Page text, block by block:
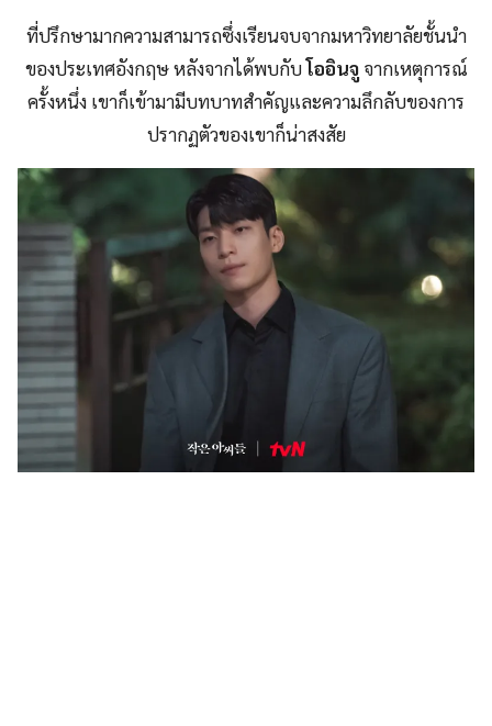
ที่ปรึกษามากความสามารถซึ่งเรียนจบจากมหาวิทยาลัยชั้นนำ
ของประเทศอังกฤษ หลังจากได้พบกับโออินจูจากเหตุการณ์
ครั้งหนึ่ง เขาก็เข้ามามีบทบาทสำคัญและความลึกลับของการ
ปรากฏตัวของเขาก็น่าสงสัย